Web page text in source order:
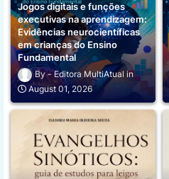
Jogos digitais e funções
executivas na aprendizagem:
Evidências neurocientíficas
em crianças do Ensino
Fundamental
Editora MultiAtual
August 01, 2026